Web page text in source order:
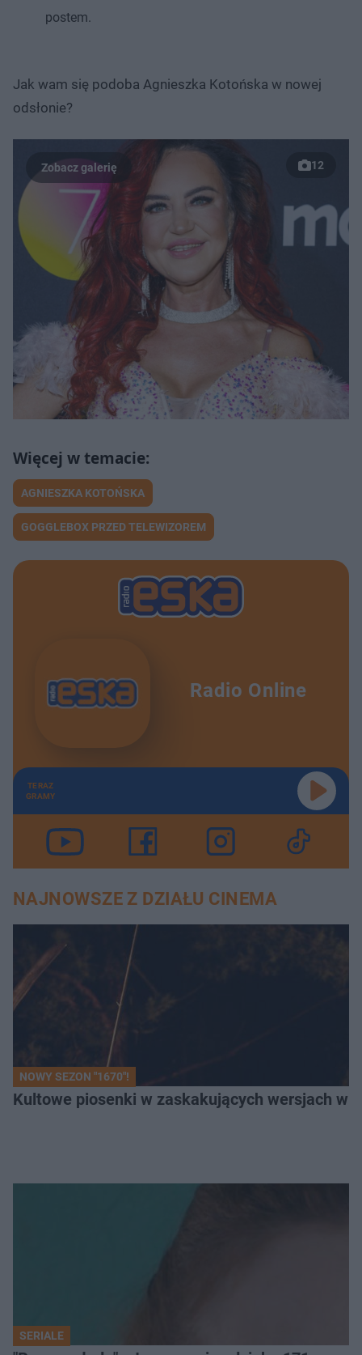
postem.
Jak wam się podoba Agnieszka Kotońska w nowej
odsłonie?
12
AGNIESZKA KOTOŃSKA
GOGGLEBOX PRZED TELEWIZOREM
Radio Online
TERAZ
GRAMY
NAJNOWSZE Z DZIAŁU CINEMA
NOWY SEZON "1670"!
Kultowe piosenki w zaskakujących wersjach w
SERIALE